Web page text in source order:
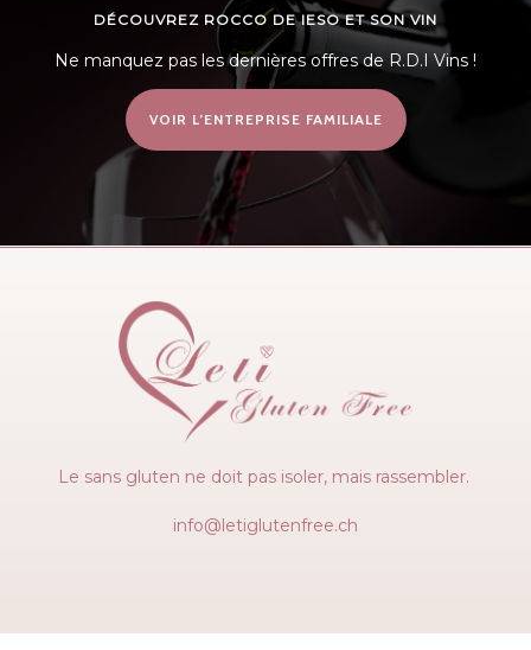
DÉCOUVREZ ROCCO DE IESO ET SON VIN
Ne manquez pas les dernières offres de R.D.I Vins !
VOIR L’ENTREPRISE FAMILIALE
Le sans gluten ne doit pas isoler, mais rassembler.
info@letiglutenfree.ch